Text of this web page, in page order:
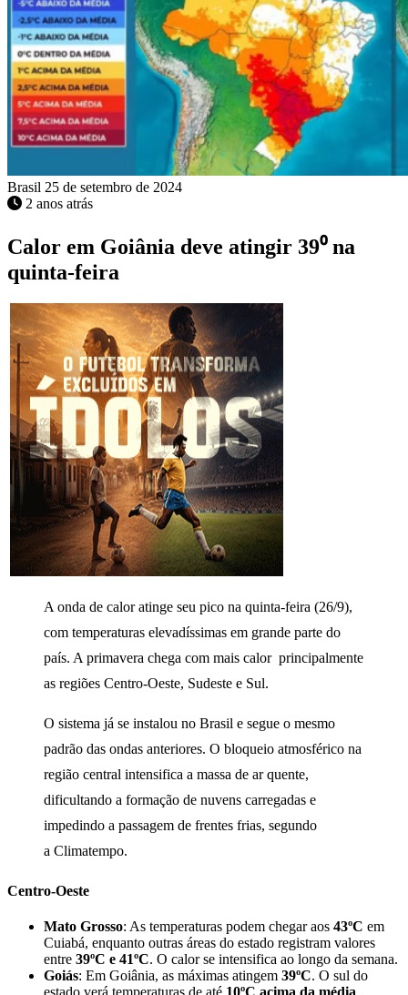
Brasil 25 de setembro de 2024
2 anos atrás
Calor em Goiânia deve atingir 39⁰ na
quinta-feira
A onda de calor atinge seu pico na quinta-feira (26/9),
com temperaturas elevadíssimas em grande parte do
país. A primavera chega com mais calor principalmente
as regiões Centro-Oeste, Sudeste e Sul.
O sistema já se instalou no Brasil e segue o mesmo
padrão das ondas anteriores. O bloqueio atmosférico na
região central intensifica a massa de ar quente,
dificultando a formação de nuvens carregadas e
impedindo a passagem de frentes frias, segundo
a Climatempo.
Centro-Oeste
Mato Grosso: As temperaturas podem chegar aos 43ºC em
Cuiabá, enquanto outras áreas do estado registram valores
entre 39ºC e 41ºC. O calor se intensifica ao longo da semana.
Goiás: Em Goiânia, as máximas atingem 39ºC. O sul do
estado verá temperaturas de até 10ºC acima da média.